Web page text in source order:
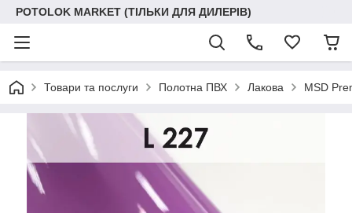
POTOLOK MARKET (ТІЛЬКИ ДЛЯ ДИЛЕРІВ)
Товари та послуги Полотна ПВХ Лакова MSD